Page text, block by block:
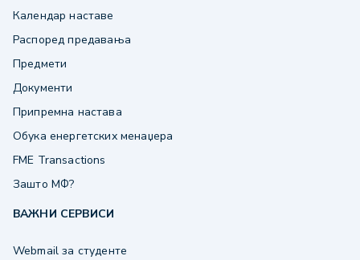
Календар наставе
Распоред предавања
Предмети
Документи
Припремна настава
Обука енергетских менаџера
FME Transactions
Зашто МФ?
ВАЖНИ СЕРВИСИ
Webmail за студенте